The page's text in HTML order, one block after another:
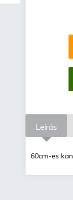
Leírás
60cm-es